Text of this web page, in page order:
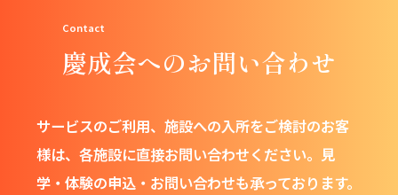
慶成会へのお問い合わせ
サービスのご利用、施設への入所をご検討のお客
様は、 各施設に直接お問い合わせください。 見
学・体験の申込・お問い合わせも承っております。